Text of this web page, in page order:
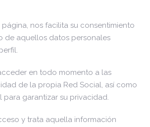
página, nos facilita su consentimiento
de aquellos datos personales
en todo momento a las
de la propia Red Social, así como
para garantizar su privacidad.
y trata aquella información